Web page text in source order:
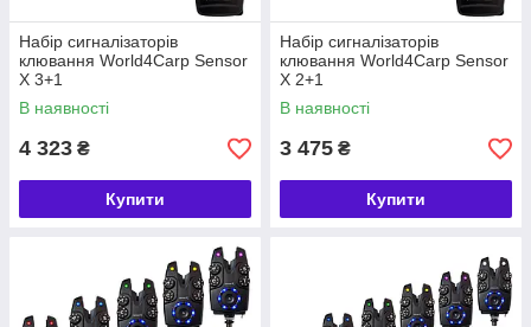
Набір сигналізаторів
клювання World4Carp Sensor
X 3+1
В наявності
4 323 ₴
Купити
Набір сигналізаторів
клювання World4Carp Sensor
X 2+1
В наявності
3 475 ₴
Купити